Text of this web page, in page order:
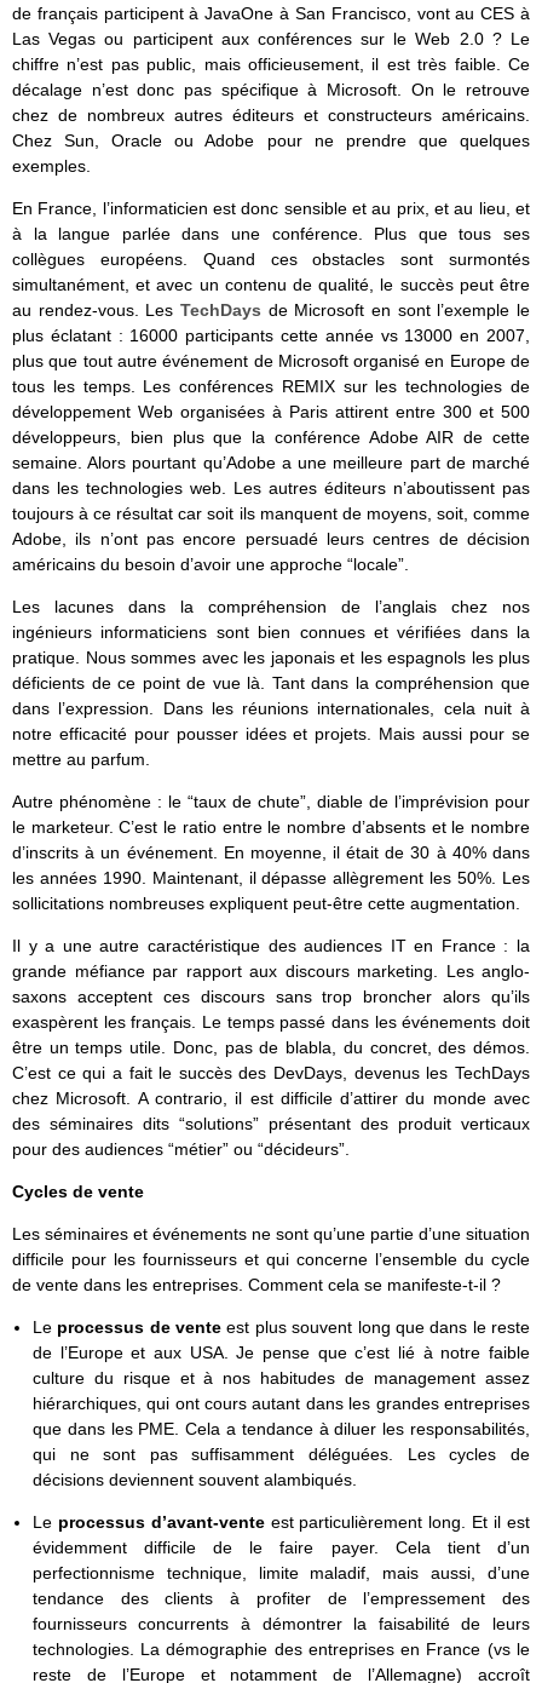
de français participent à JavaOne à San Francisco, vont au CES à
Las Vegas ou participent aux conférences sur le Web 2.0 ? Le
chiffre n’est pas public, mais officieusement, il est très faible. Ce
décalage n’est donc pas spécifique à Microsoft. On le retrouve
chez de nombreux autres éditeurs et constructeurs américains.
Chez Sun, Oracle ou Adobe pour ne prendre que quelques
exemples.
En France, l’informaticien est donc sensible et au prix, et au lieu, et
à la langue parlée dans une conférence. Plus que tous ses
collègues européens. Quand ces obstacles sont surmontés
simultanément, et avec un contenu de qualité, le succès peut être
au rendez-vous. Les TechDays de Microsoft en sont l’exemple le
plus éclatant : 16000 participants cette année vs 13000 en 2007,
plus que tout autre événement de Microsoft organisé en Europe de
tous les temps. Les conférences REMIX sur les technologies de
développement Web organisées à Paris attirent entre 300 et 500
développeurs, bien plus que la conférence Adobe AIR de cette
semaine. Alors pourtant qu’Adobe a une meilleure part de marché
dans les technologies web. Les autres éditeurs n’aboutissent pas
toujours à ce résultat car soit ils manquent de moyens, soit, comme
Adobe, ils n’ont pas encore persuadé leurs centres de décision
américains du besoin d’avoir une approche “locale”.
Les lacunes dans la compréhension de l’anglais chez nos
ingénieurs informaticiens sont bien connues et vérifiées dans la
pratique. Nous sommes avec les japonais et les espagnols les plus
déficients de ce point de vue là. Tant dans la compréhension que
dans l’expression. Dans les réunions internationales, cela nuit à
notre efficacité pour pousser idées et projets. Mais aussi pour se
mettre au parfum.
Autre phénomène : le “taux de chute”, diable de l’imprévision pour
le marketeur. C’est le ratio entre le nombre d’absents et le nombre
d’inscrits à un événement. En moyenne, il était de 30 à 40% dans
les années 1990. Maintenant, il dépasse allègrement les 50%. Les
sollicitations nombreuses expliquent peut-être cette augmentation.
Il y a une autre caractéristique des audiences IT en France : la
grande méfiance par rapport aux discours marketing. Les anglo-
saxons acceptent ces discours sans trop broncher alors qu’ils
exaspèrent les français. Le temps passé dans les événements doit
être un temps utile. Donc, pas de blabla, du concret, des démos.
C’est ce qui a fait le succès des DevDays, devenus les TechDays
chez Microsoft. A contrario, il est difficile d’attirer du monde avec
des séminaires dits “solutions” présentant des produit verticaux
pour des audiences “métier” ou “décideurs”.
Cycles de vente
Les séminaires et événements ne sont qu’une partie d’une situation
difficile pour les fournisseurs et qui concerne l’ensemble du cycle
de vente dans les entreprises. Comment cela se manifeste-t-il ?
Le processus de venteest plus souvent long que dans le reste
de l’Europe et aux USA. Je pense que c’est lié à notre faible
culture du risque et à nos habitudes de management assez
hiérarchiques, qui ont cours autant dans les grandes entreprises
que dans les PME. Cela a tendance à diluer les responsabilités,
qui ne sont pas suffisamment déléguées. Les cycles de
décisions deviennent souvent alambiqués.
Le processus d’avant-vente est particulièrement long. Et il est
évidemment difficile de le faire payer. Cela tient d’un
perfectionnisme technique, limite maladif, mais aussi, d’une
tendance des clients à profiter de l’empressement des
fournisseurs concurrents à démontrer la faisabilité de leurs
technologies. La démographie des entreprises en France (vs le
reste de l’Europe et notamment de l’Allemagne) accroît